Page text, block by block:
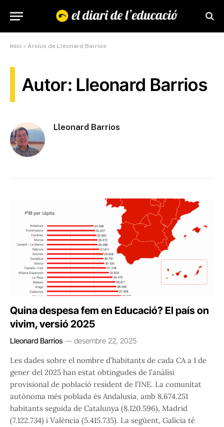
Inici » Arxius de Lleonard Barrios
Autor: Lleonard Barrios
Lleonard Barrios
Quina despesa fem en Educació? El país on
vivim, versió 2025
Lleonard Barrios desembre 22, 2025
Les dades sobre el nombre d’habitants de cada CA a 1 de
gener del 2025 han estat obtingudes de l’anàlisi
provisional de població resident de l’INE. La comunitat
autònoma més poblada és Andalusia, amb 8.674.251
habitants seguida de Catalunya (8.120.596), Madrid
(7.122.734) i València (5.415.735). La següent, Galícia té